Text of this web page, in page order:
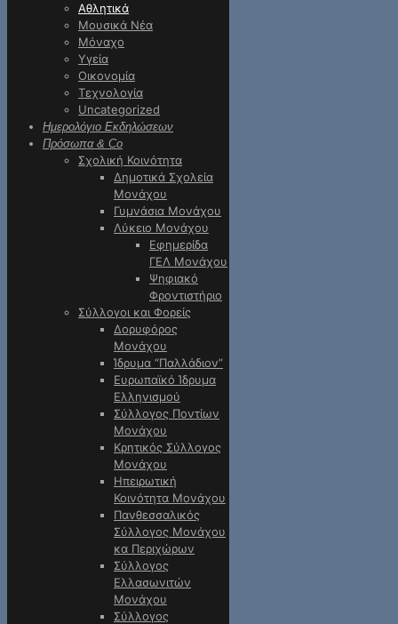
Αθλητικά
Μουσικά Νέα
Μόναχο
Υγεία
Οικονομία
Τεχνολογία
Uncategorized
Ημερολόγιο Εκδηλώσεων
Πρόσωπα & Co
Σχολική Κοινότητα
Δημοτικά Σχολεία
Μονάχου
Γυμνάσια Μονάχου
Λύκειο Μονάχου
Εφημερίδα
ΓΕΛ Μονάχου
Ψηφιακό
Φροντιστήριο
Σύλλογοι και Φορείς
Δορυφόρος
Μονάχου
Ίδρυμα “Παλλάδιον”
Ευρωπαϊκό Ίδρυμα
Ελληνισμού
Σύλλογος Ποντίων
Μονάχου
Κρητικός Σύλλογος
Μονάχου
Ηπειρωτική
Κοινότητα Μονάχου
Πανθεσσαλικός
Σύλλογος Μονάχου
κα Περιχώρων
Σύλλογος
Ελλασωνιτών
Μονάχου
Σύλλογος